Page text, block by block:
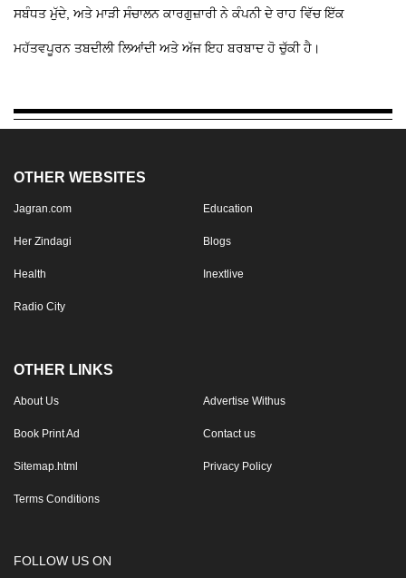
ਸਬੰਧਤ ਮੁੱਦੇ, ਅਤੇ ਮਾੜੀ ਸੰਚਾਲਨ ਕਾਰਗੁਜ਼ਾਰੀ ਨੇ ਕੰਪਨੀ ਦੇ ਰਾਹ ਵਿੱਚ ਇੱਕ
ਮਹੱਤਵਪੂਰਨ ਤਬਦੀਲੀ ਲਿਆਂਦੀ ਅਤੇ ਅੱਜ ਇਹ ਬਰਬਾਦ ਹੋ ਚੁੱਕੀ ਹੈ।
OTHER WEBSITES
Jagran.com Education
Her Zindagi Blogs
Health Inextlive
Radio City
OTHER LINKS
About Us Advertise Withus
Book Print Ad Contact us
Sitemap.html Privacy Policy
Terms Conditions
FOLLOW US ON